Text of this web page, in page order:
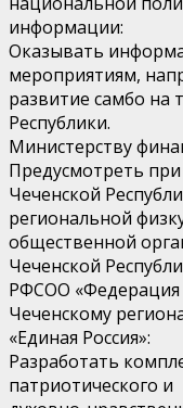
информации:
Оказывать
мероприятиям,
развитие самбо на
Республики.
Министерству
Предусмотреть
Чеченской
региональной
общественной
Чеченской
РФСОО «Федерация
Чеченскому
«Единая Россия»:
Разработать
патриотического и